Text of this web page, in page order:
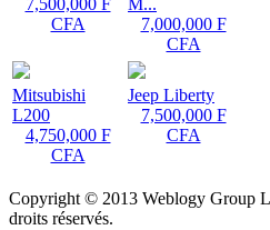
7,500,000 F
CFA
M...
7,000,000 F
CFA
Mitsubishi
L200
4,750,000 F
CFA
Jeep Liberty
7,500,000 F
CFA
Copyright © 2013 Weblogy Group
droits réservés.